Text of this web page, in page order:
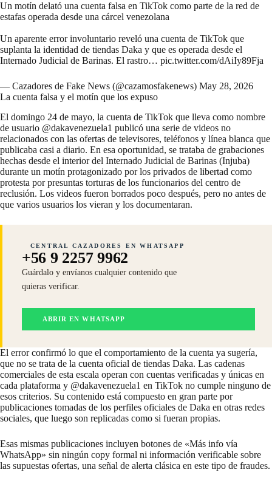
Un motín delató una cuenta falsa en TikTok como parte de la red de
estafas operada desde una cárcel venezolana
Un aparente error involuntario reveló una cuenta de TikTok que
suplanta la identidad de tiendas Daka y que es operada desde el
Internado Judicial de Barinas. El rastro… pic.twitter.com/dAiIy89Fja
— Cazadores de Fake News (@cazamosfakenews) May 28, 2026
La cuenta falsa y el motín que los expuso
El domingo 24 de mayo, la cuenta de TikTok que lleva como nombre
de usuario @dakavenezuela1 publicó una serie de videos no
relacionados con las ofertas de televisores, teléfonos y línea blanca que
publicaba casi a diario. En esa oportunidad, se trataba de grabaciones
hechas desde el interior del Internado Judicial de Barinas (Injuba)
durante un motín protagonizado por los privados de libertad como
protesta por presuntas torturas de los funcionarios del centro de
reclusión. Los videos fueron borrados poco después, pero no antes de
que varios usuarios los vieran y los documentaran.
CENTRAL CAZADORES EN WHATSAPP
+56 9 2257 9962
Guárdalo y envíanos cualquier contenido que
quieras verificar.
ABRIR EN WHATSAPP
El error confirmó lo que el comportamiento de la cuenta ya sugería,
que no se trata de la cuenta oficial de tiendas Daka. Las cadenas
comerciales de esta escala operan con cuentas verificadas y únicas en
cada plataforma y @dakavenezuela1 en TikTok no cumple ninguno de
esos criterios. Su contenido está compuesto en gran parte por
publicaciones tomadas de los perfiles oficiales de Daka en otras redes
sociales, que luego son replicadas como si fueran propias.
Esas mismas publicaciones incluyen botones de «Más info vía
WhatsApp» sin ningún copy formal ni información verificable sobre
las supuestas ofertas, una señal de alerta clásica en este tipo de fraudes.